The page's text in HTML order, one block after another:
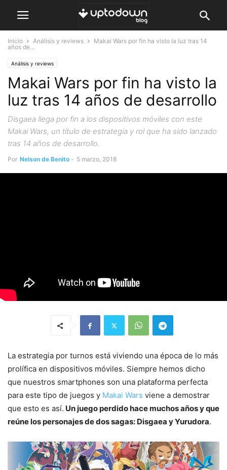
Inicio Análisis y reviews
Makai Wars por fin ha visto la luz tras 14
años de...
Análisis y reviews
Makai Wars por fin ha visto la
luz tras 14 años de desarrollo
Disgaea llega por fin a los dispositivos móviles con este
Makai Wars, un título de estrategia y rol que ha sido lanzado
tras 14 años de desarrollo.
Por Nelson de Benito - 5 marzo, 2018
La estrategia por turnos está viviendo una época de lo más
prolífica en dispositivos móviles. Siempre hemos dicho
que nuestros smartphones son una plataforma perfecta
para este tipo de juegos y Makai Wars viene a demostrar
que esto es así. Un juego perdido hace muchos años y que
reúne los personajes de dos sagas: Disgaea y Yurudora.